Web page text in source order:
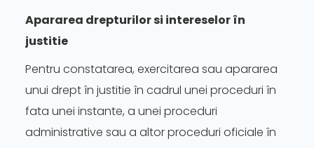
Apararea drepturilor si intereselor în
justitie
Pentru constatarea, exercitarea sau apararea
unui drept în justitie în cadrul unei proceduri în
fata unei instante, a unei proceduri
administrative sau a altor proceduri oficiale în